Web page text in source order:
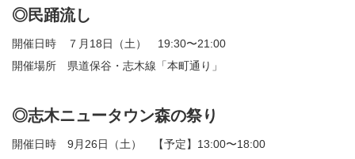
◎民踊流し
開催日時 ７月18日（土） 19:30〜21:00
開催場所 県道保谷・志木線「本町通り」
◎志木ニュータウン森の祭り
開催日時 9月26日（土） 【予定】13:00〜18:00